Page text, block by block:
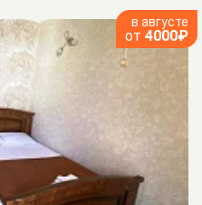
в августе
от 4000₽